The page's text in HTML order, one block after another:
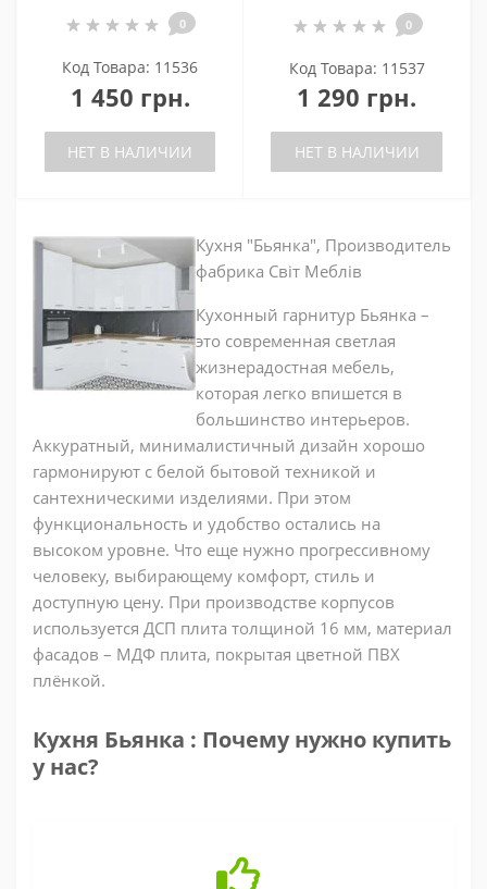
0
Код Товара: 11536
1 450 грн.
НЕТ В НАЛИЧИИ
0
Код Товара: 11537
1 290 грн.
НЕТ В НАЛИЧИИ
Кухня "Бьянка", Производитель
фабрика Світ Меблів
Кухонный гарнитур Бьянка –
это современная светлая
жизнерадостная мебель,
которая легко впишется в
большинство интерьеров.
Аккуратный, минималистичный дизайн хорошо
гармонируют с белой бытовой техникой и
сантехническими изделиями. При этом
функциональность и удобство остались на
высоком уровне. Что еще нужно прогрессивному
человеку, выбирающему комфорт, стиль и
доступную цену. При производстве корпусов
используется ДСП плита толщиной 16 мм, материал
фасадов – МДФ плита, покрытая цветной ПВХ
плёнкой.
Кухня Бьянка : Почему нужно купить
у нас?